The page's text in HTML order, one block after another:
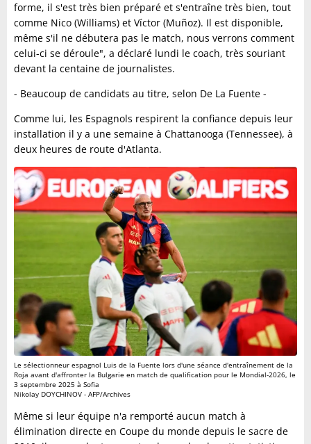
forme, il s'est très bien préparé et s'entraîne très bien, tout
comme Nico (Williams) et Víctor (Muñoz). Il est disponible,
même s'il ne débutera pas le match, nous verrons comment
celui-ci se déroule", a déclaré lundi le coach, très souriant
devant la centaine de journalistes.
- Beaucoup de candidats au titre, selon De La Fuente -
Comme lui, les Espagnols respirent la confiance depuis leur
installation il y a une semaine à Chattanooga (Tennessee), à
deux heures de route d'Atlanta.
Le sélectionneur espagnol Luis de la Fuente lors d'une séance d'entraînement de la
Roja avant d'affronter la Bulgarie en match de qualification pour le Mondial-2026, le
3 septembre 2025 à Sofia
Nikolay DOYCHINOV - AFP/Archives
Même si leur équipe n'a remporté aucun match à
élimination directe en Coupe du monde depuis le sacre de